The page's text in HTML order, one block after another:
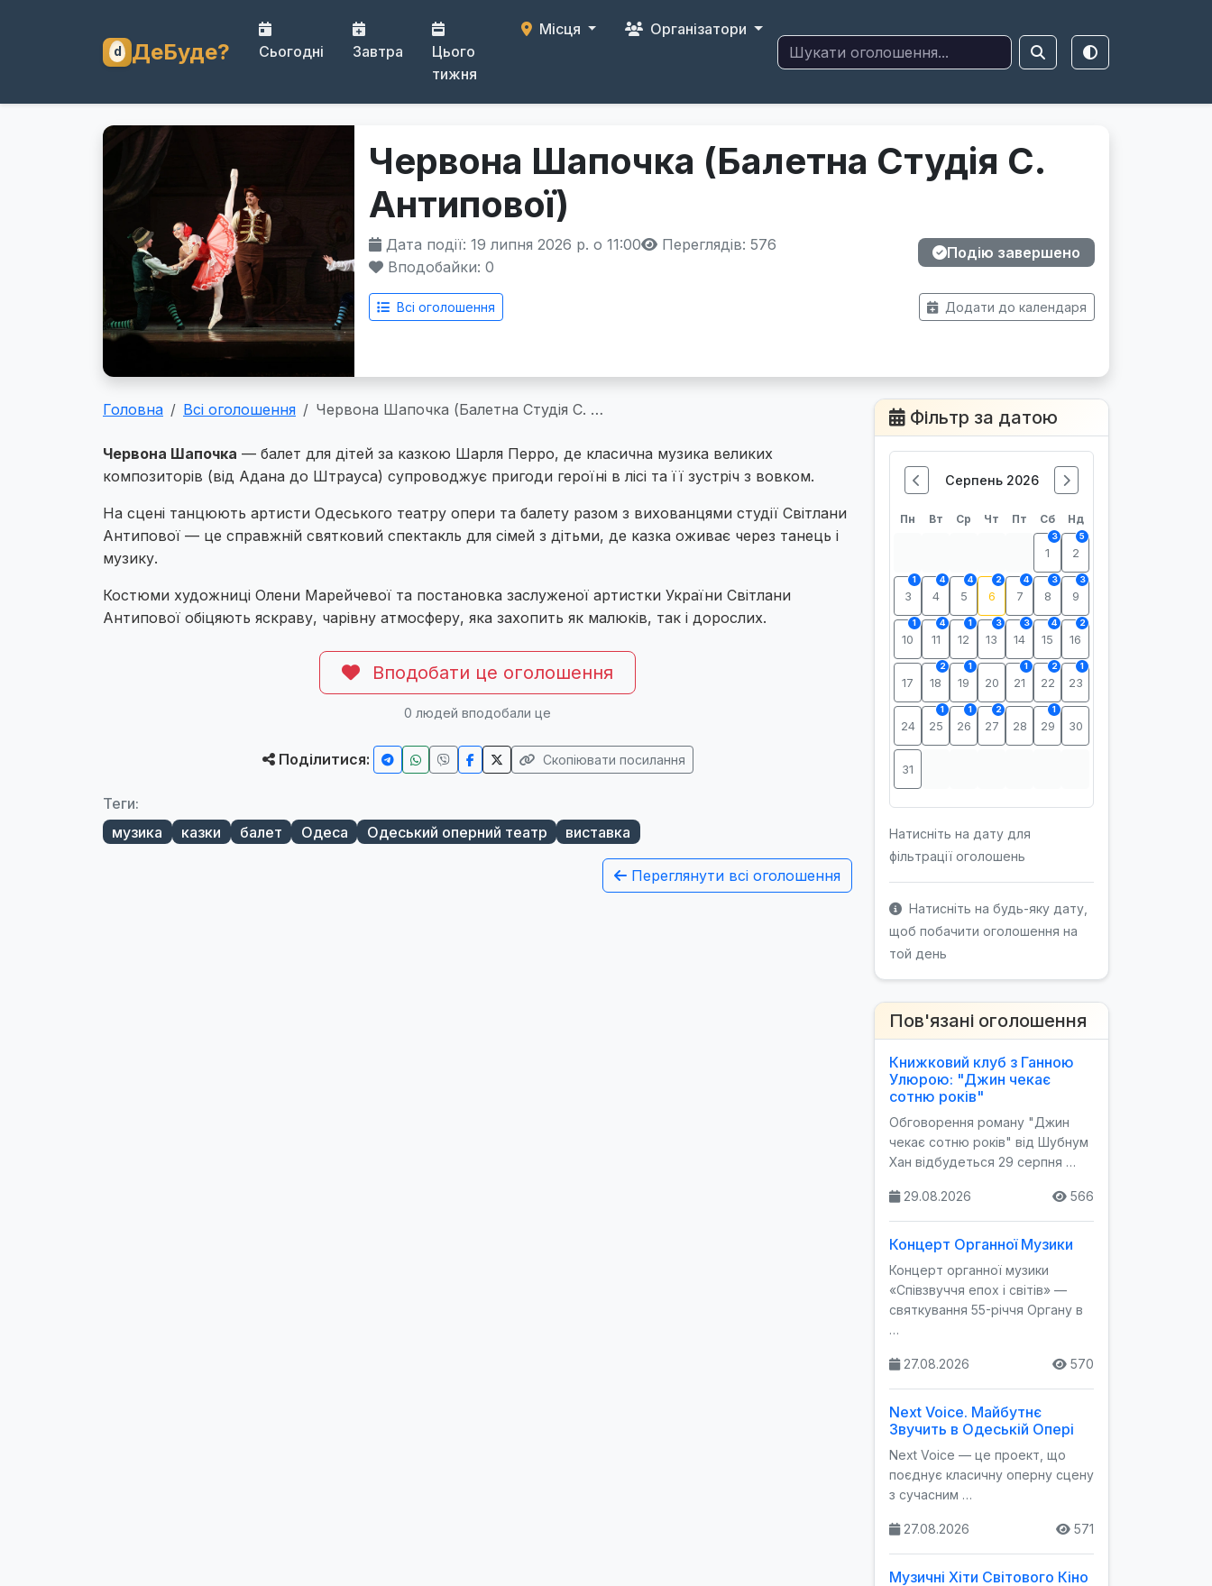
ДеБуде? Сьогодні Завтра
Цього
тижня
Місця Організатори
Червона Шапочка (Балетна Студія С.
Антипової)
Дата події: 19 липня 2026 р. о 11:00
Переглядів: 576
Вподобайки: 0
Подію завершено
Всі оголошення Додати до календаря
Головна Всі оголошення Червона Шапочка (Балетна Студія С. …
Червона Шапочка — балет для дітей за казкою Шарля Перро, де класична музика великих
композиторів (від Адана до Штрауса) супроводжує пригоди героїні в лісі та її зустріч з вовком.
На сцені танцюють артисти Одеського театру опери та балету разом з вихованцями студії Світлани
Антипової — це справжній святковий спектакль для сімей з дітьми, де казка оживає через танець і
музику.
Костюми художниці Олени Марейчевої та постановка заслуженої артистки України Світлани
Антипової обіцяють яскраву, чарівну атмосферу, яка захопить як малюків, так і дорослих.
Вподобати це оголошення
0 людей вподобали це
Поділитися: Скопіювати посилання
Теги:
музика
казки балет Одеса Одеський оперний театр виставка
Переглянути всі оголошення
Фільтр за датою
Серпень 2026
Пн Вт Ср Чт Пт Сб Нд
1
3
2
5
3
1
4
4
5
4
6
2
7
4
8
3
9
3
10
1
11
4
12
1
13
3
14
3
15
4
16
2
17 18
2
19
1
20 21
1
22
2
23
1
24 25
1
26
1
27
2
28 29
1
30
31
Натисніть на дату для
фільтрації оголошень
Натисніть на будь-яку дату,
щоб побачити оголошення на
той день
Пов'язані оголошення
Книжковий клуб з Ганною
Улюрою: "Джин чекає
сотню років"
Обговорення роману "Джин
чекає сотню років" від Шубнум
Хан відбудеться 29 серпня …
29.08.2026 566
Концерт Органної Музики
Концерт органної музики
«Співзвуччя епох і світів» —
святкування 55-річчя Органу в
…
27.08.2026 570
Next Voice. Майбутнє
Звучить в Одеській Опері
Next Voice — це проект, що
поєднує класичну оперну сцену
з сучасним …
27.08.2026 571
Музичні Хіти Світового Кіно